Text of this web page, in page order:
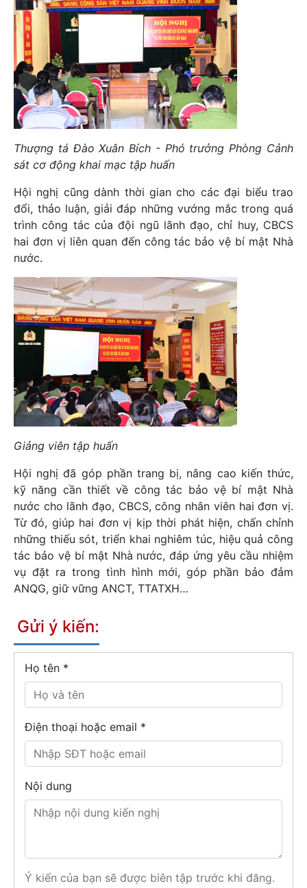
Thượng tá Đào Xuân Bích - Phó trưởng Phòng Cảnh
sát cơ động khai mạc tập huấn
Hội nghị cũng dành thời gian cho các đại biểu trao
đổi, thảo luận, giải đáp những vướng mắc trong quá
trình công tác của đội ngũ lãnh đạo, chỉ huy, CBCS
hai đơn vị liên quan đến công tác bảo vệ bí mật Nhà
nước.
Giảng viên tập huấn
Hội nghị đã góp phần trang bị, nâng cao kiến thức,
kỹ năng cần thiết về công tác bảo vệ bí mật Nhà
nước cho lãnh đạo, CBCS, công nhân viên hai đơn vị.
Từ đó, giúp hai đơn vị kịp thời phát hiện, chấn chỉnh
những thiếu sót, triển khai nghiêm túc, hiệu quả công
tác bảo vệ bí mật Nhà nước, đáp ứng yêu cầu nhiệm
vụ đặt ra trong tình hình mới, góp phần bảo đảm
ANQG, giữ vững ANCT, TTATXH…
Gửi ý kiến:
Họ tên *
Điện thoại hoặc email *
Nội dung
Ý kiến của bạn sẽ được biên tập trước khi đăng.